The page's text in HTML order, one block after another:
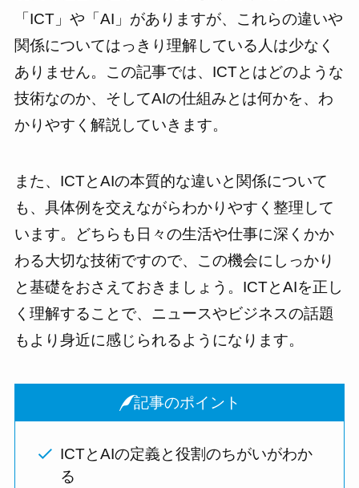
「ICT」や「AI」がありますが、これらの違いや
関係についてはっきり理解している人は少なく
ありません。この記事では、ICTとはどのような
技術なのか、そしてAIの仕組みとは何かを、わ
かりやすく解説していきます。
また、ICTとAIの本質的な違いと関係について
も、具体例を交えながらわかりやすく整理して
います。どちらも日々の生活や仕事に深くかか
わる大切な技術ですので、この機会にしっかり
と基礎をおさえておきましょう。ICTとAIを正し
く理解することで、ニュースやビジネスの話題
もより身近に感じられるようになります。
記事のポイント
ICTとAIの定義と役割のちがいがわか
る